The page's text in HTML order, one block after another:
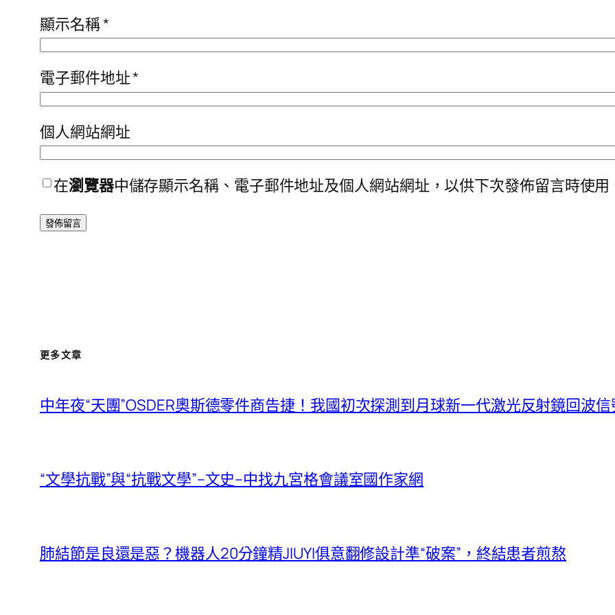
顯示名稱*
電子郵件地址*
個人網站網址
在瀏覽器中儲存顯示名稱、電子郵件地址及個人網站網址，以供下次發佈留言時使用
更多文章
中年夜“天團”OSDER奧斯德零件商告捷！我國初次探測到月球新一代激光反射鏡回波信
“文學抗戰”與“抗戰文學”–文史–中找九宮格會議室國作家網
肺結節是良還是惡？機器人20分鐘精JIUYI俱意翻修設計準“破案”，終結患者煎熬